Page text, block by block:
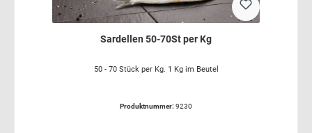
Sardellen 50-70St per Kg
50 - 70 Stück per Kg. 1 Kg im Beutel
Produktnummer: 9230